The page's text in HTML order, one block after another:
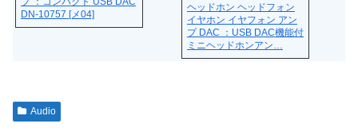
DN-10757 [メ04]
ヘッドホン ヘッドフォン
イヤホン イヤフォン アン
プ DAC ：USB DAC機能付
ミニヘッドホンアン…
Audio